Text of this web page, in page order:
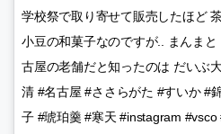
学校祭で取り寄せて販売したほど
小豆の和菓子なのですが.. まんま
古屋の老舗だと知ったのは だいぶ
清 #名古屋 #ささらがた #すいか #
子 #琥珀羹 #寒天 #instagram #vsco